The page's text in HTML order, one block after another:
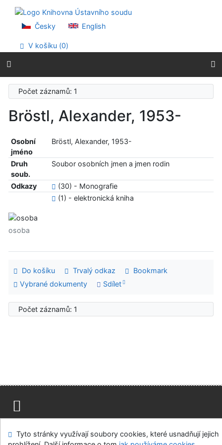
Přejít na menu
Prohlášení o webové přístupnosti
Česky English
V košíku (0)
Počet záznamů: 1
Bröstl, Alexander, 1953-
Osobní
jméno
Bröstl, Alexander, 1953-
Druh
soub.
Soubor osobních jmen a jmen rodin
Odkazy
(30) - Monografie
(1) - elektronická kniha
osoba
Do košíku Trvalý odkaz
Bookmark
Vybrané dokumenty
Sdílet
Počet záznamů: 1
Modul OpenSearch
Napište nám Nastavení cookies
Tyto stránky využívají soubory cookies, které usnadňují jejich